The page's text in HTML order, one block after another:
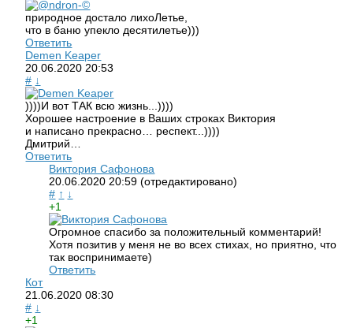
природное достало лихоЛетье,
что в баню упекло десятилетье)))
Ответить
Demen Keaper
20.06.2020 20:53
# ↓
))))И вот ТАК всю жизнь...))))
Хорошее настроение в Ваших строках Виктория
и написано прекрасно… респект...))))
Дмитрий…
Ответить
Виктория Сафонова
20.06.2020 20:59 (отредактировано)
# ↑ ↓
+1
Огромное спасибо за положительный комментарий!
Хотя позитив у меня не во всех стихах, но приятно, что
так воспринимаете)
Ответить
Кот
21.06.2020 08:30
# ↓
+1